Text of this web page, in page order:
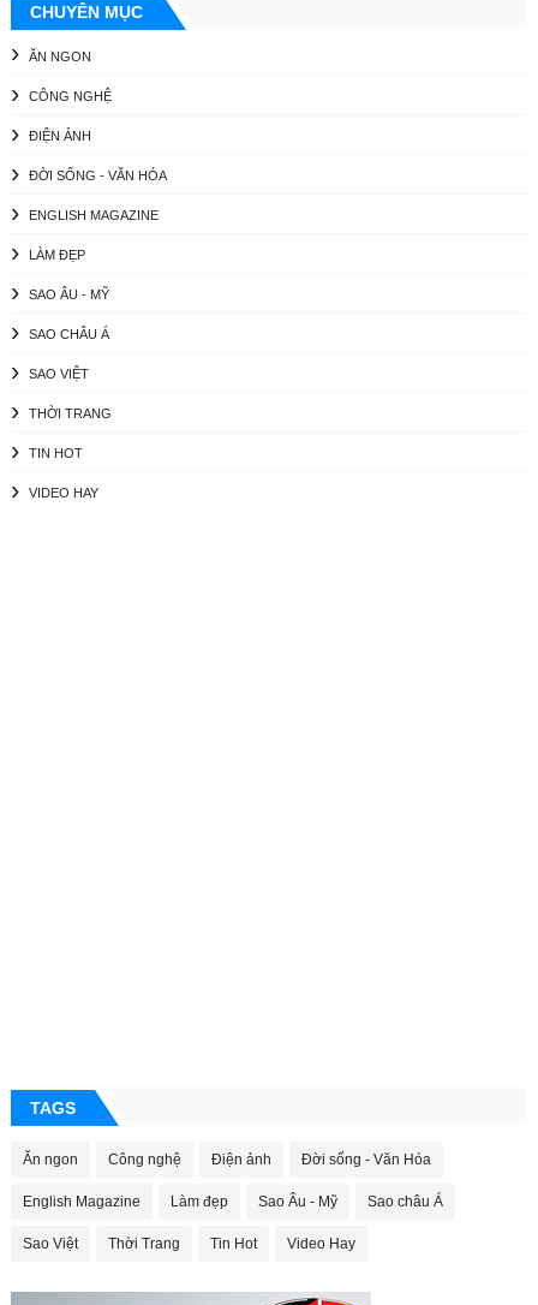
CHUYÊN MỤC
ĂN NGON
CÔNG NGHỆ
ĐIỆN ẢNH
ĐỜI SỐNG - VĂN HÓA
ENGLISH MAGAZINE
LÀM ĐẸP
SAO ÂU - MỸ
SAO CHÂU Á
SAO VIỆT
THỜI TRANG
TIN HOT
VIDEO HAY
TAGS
Ăn ngon Công nghệ Điện ảnh Đời sống - Văn Hóa
English Magazine Làm đẹp Sao Âu - Mỹ Sao châu Á
Sao Việt Thời Trang Tin Hot Video Hay